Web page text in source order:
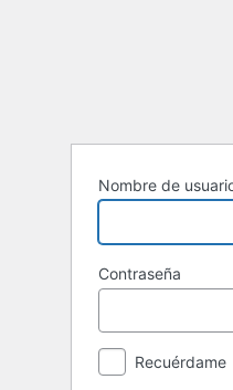
Nombre de
Contraseña
Recuérdame